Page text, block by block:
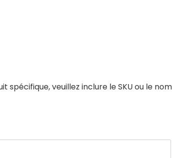
spécifique, veuillez inclure le SKU ou le